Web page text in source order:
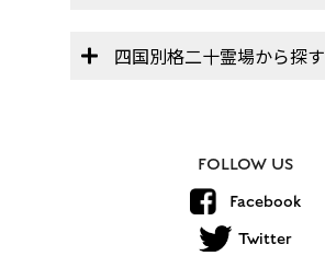
四国別格二十霊場から探す
FOLLOW US
Facebook
Twitter